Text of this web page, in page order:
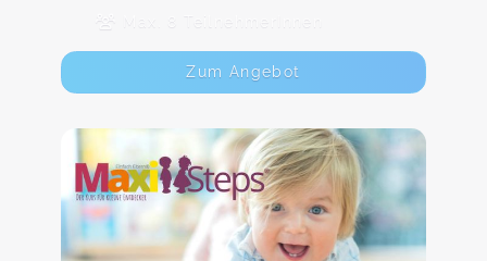
Max. 8 TeilnehmerInnen
Zum Angebot